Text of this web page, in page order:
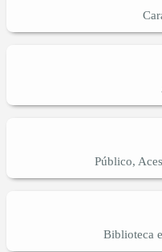
Público,
Biblioteca